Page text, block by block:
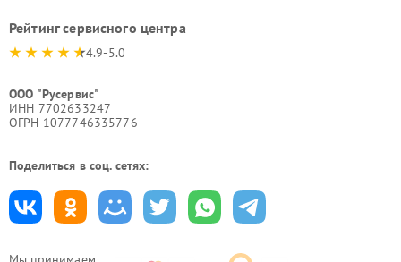
Рейтинг сервисного центра
4.9-5.0
ООО "Русервис"
ИНН 7702633247
ОГРН 1077746335776
Поделиться в соц. сетях: